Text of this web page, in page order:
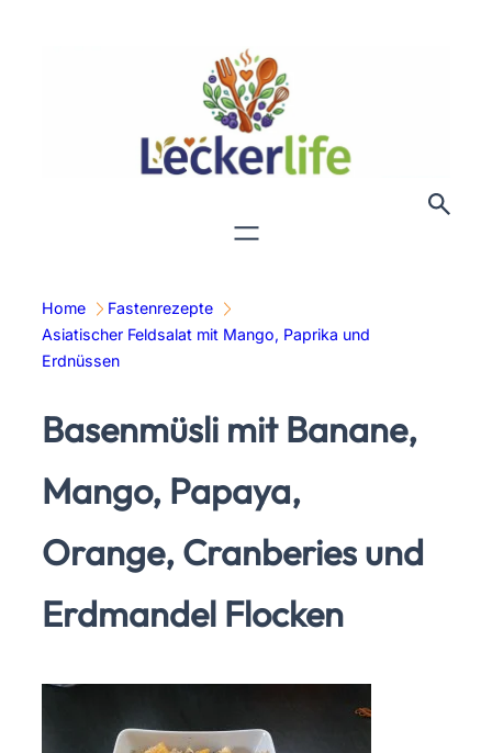
Home
Fastenrezepte
Asiatischer Feldsalat mit Mango, Paprika und
Erdnüssen
Basenmüsli mit Banane,
Mango, Papaya,
Orange, Cranberies und
Erdmandel Flocken